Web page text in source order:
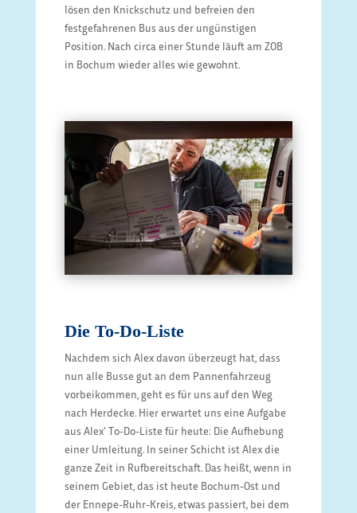
lösen den Knickschutz und befreien den
festgefahrenen Bus aus der ungünstigen
Position. Nach circa einer Stunde läuft am ZOB
in Bochum wieder alles wie gewohnt.
Die To-Do-Liste
Nachdem sich Alex davon überzeugt hat, dass
nun alle Busse gut an dem Pannenfahrzeug
vorbeikommen, geht es für uns auf den Weg
nach Herdecke. Hier erwartet uns eine Aufgabe
aus Alex‘ To-Do-Liste für heute: Die Aufhebung
einer Umleitung. In seiner Schicht ist Alex die
ganze Zeit in Rufbereitschaft. Das heißt, wenn in
seinem Gebiet, das ist heute Bochum-Ost und
der Ennepe-Ruhr-Kreis, etwas passiert, bei dem